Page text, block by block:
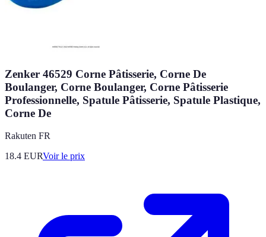
Zenker 46529 Corne Pâtisserie, Corne De
Boulanger, Corne Boulanger, Corne Pâtisserie
Professionnelle, Spatule Pâtisserie, Spatule Plastique,
Corne De
Rakuten FR
18.4 EURVoir le prix